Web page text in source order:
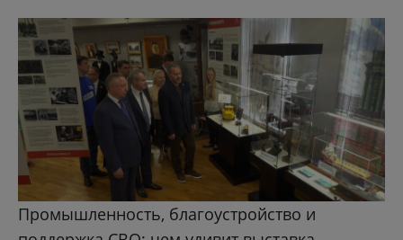
Промышленность, благоустройство и